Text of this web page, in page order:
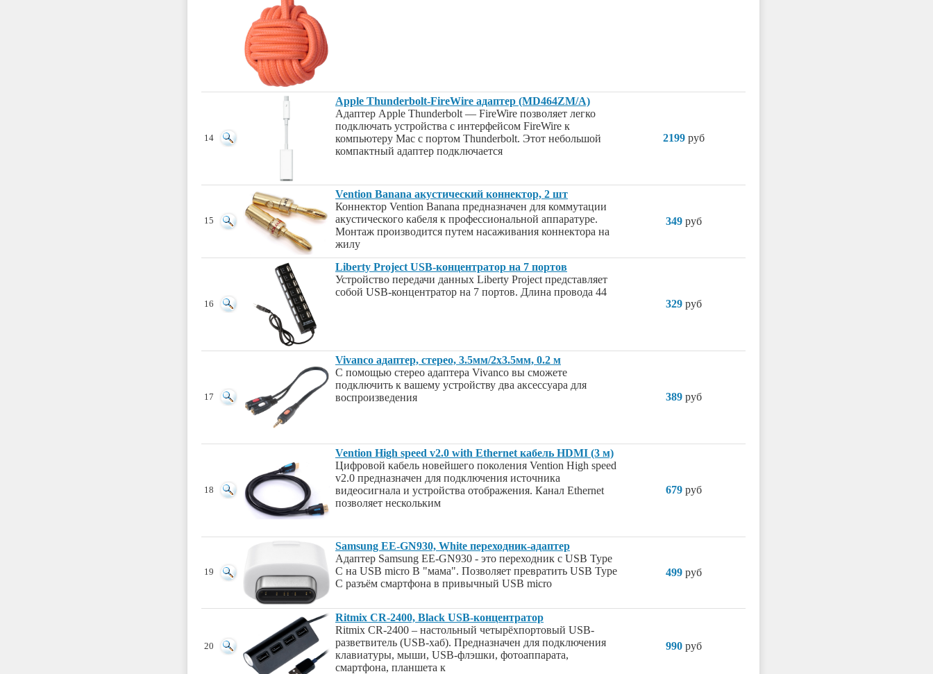
14
Apple Thunderbolt-FireWire адаптер (MD464ZM/A)
Адаптер Apple Thunderbolt — FireWire позволяет легко
подключать устройства с интерфейсом FireWire к
компьютеру Mac с портом Thunderbolt. Этот небольшой
компактный адаптер подключается
2199 руб
15
Vention Banana акустический коннектор, 2 шт
Коннектор Vention Banana предназначен для коммутации
акустического кабеля к профессиональной аппаратуре.
Монтаж производится путем насаживания коннектора на
жилу
349 руб
16
Liberty Project USB-концентратор на 7 портов
Устройство передачи данных Liberty Project представляет
собой USB-концентратор на 7 портов. Длина провода 44
329 руб
17
Vivanco адаптер, стерео, 3.5мм/2х3.5мм, 0.2 м
С помощью стерео адаптера Vivanco вы сможете
подключить к вашему устройству два аксессуара для
воспроизведения
389 руб
18
Vention High speed v2.0 with Ethernet кабель HDMI (3 м)
Цифровой кабель новейшего поколения Vention High speed
v2.0 предназначен для подключения источника
видеосигнала и устройства отображения. Канал Ethernet
позволяет нескольким
679 руб
19
Samsung EE-GN930, White переходник-адаптер
Адаптер Samsung EE-GN930 - это переходник с USB Type
C на USB micro B "мама". Позволяет превратить USB Type
C разъём смартфона в привычный USB micro
499 руб
20
Ritmix CR-2400, Black USB-концентратор
Ritmix CR-2400 – настольный четырёхпортовый USB-
разветвитель (USB-хаб). Предназначен для подключения
клавиатуры, мыши, USB-флэшки, фотоаппарата,
смартфона, планшета к
990 руб